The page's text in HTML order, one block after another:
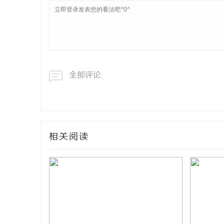
全部评论
相关阅读